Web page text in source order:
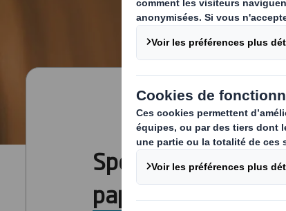
Spécialistes du
papier du secteur